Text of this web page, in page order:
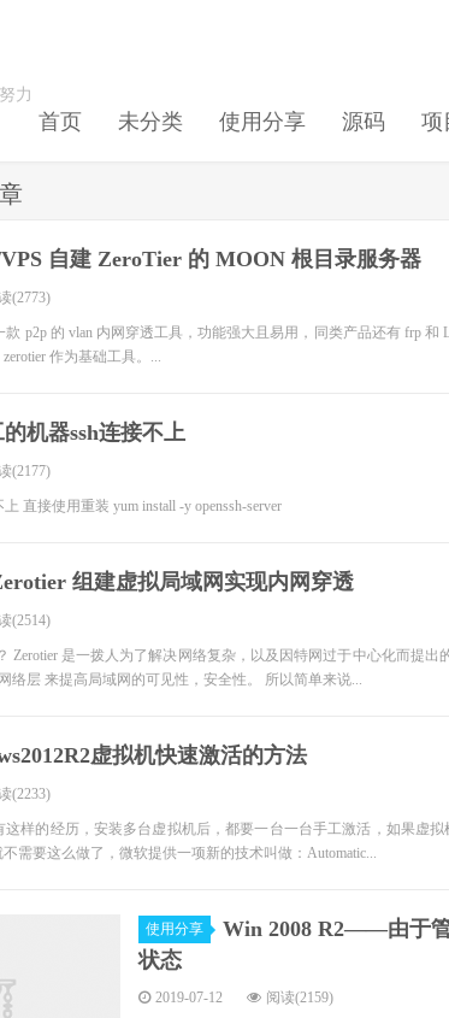
力
首页 未分类 使用分享 源码 项
自建 ZeroTier 的 MOON 根目录服务器
(2773)
款 p2p 的 vlan 内网穿透工具，功能强大且易用，同类产品还有 frp 和
作为基础工具。...
机器ssh连接不上
(2177)
直接使用重装 yum install -y openssh-server
组建虚拟局域网实现内网穿透
(2514)
Zerotier 是一拨人为了解决网络复杂，以及因特网过于中心化而提
络层 来提高局域网的可见性，安全性。 所以简单来说...
虚拟机快速激活的方法
(2233)
这样的经历，安装多台虚拟机后，都要一台一台手工激活，如果虚
不需要这么做了，微软提供一项新的技术叫做：Automatic...
使用分享
Win 2008 R2——由于
状态
2019-07-12 阅读(2159)